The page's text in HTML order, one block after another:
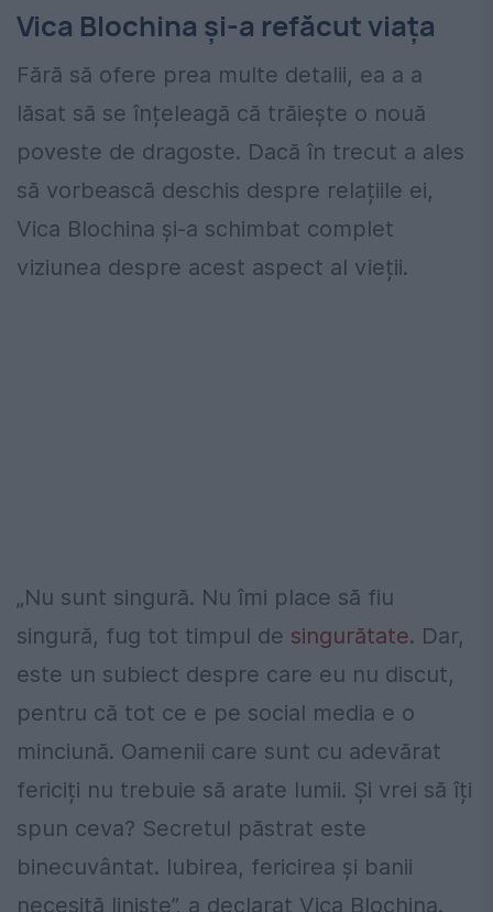
Vica Blochina și-a refăcut viața
Fără să ofere prea multe detalii, ea a a
lăsat să se înțeleagă că trăiește o nouă
poveste de dragoste. Dacă în trecut a ales
să vorbească deschis despre relațiile ei,
Vica Blochina și-a schimbat complet
viziunea despre acest aspect al vieții.
„Nu sunt singură. Nu îmi place să fiu
singură, fug tot timpul de singurătate. Dar,
este un subiect despre care eu nu discut,
pentru că tot ce e pe social media e o
minciună. Oamenii care sunt cu adevărat
fericiți nu trebuie să arate lumii. Și vrei să îți
spun ceva? Secretul păstrat este
binecuvântat. Iubirea, fericirea și banii
necesită liniște”, a declarat Vica Blochina.